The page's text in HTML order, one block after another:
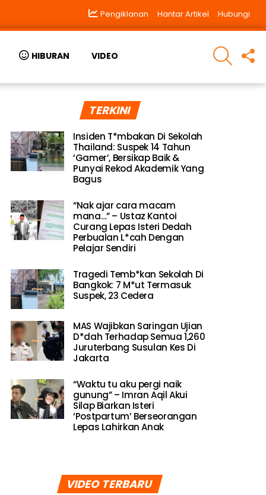
Pengiklanan Hantar Artikel Hubungi
HIBURAN VIDEO
SEARCH
TERKINI
Insiden T*mbakan Di Sekolah
Thailand: Suspek 14 Tahun
‘Gamer’, Bersikap Baik &
Punyai Rekod Akademik Yang
Bagus
“Nak ajar cara macam
mana…” – Ustaz Kantoi
Curang Lepas Isteri Dedah
Perbualan L*cah Dengan
Pelajar Sendiri
Tragedi Temb*kan Sekolah Di
Bangkok: 7 M*ut Termasuk
Suspek, 23 Cedera
MAS Wajibkan Saringan Ujian
D*dah Terhadap Semua 1,260
Juruterbang Susulan Kes Di
Jakarta
“Waktu tu aku pergi naik
gunung” – Imran Aqil Akui
Silap Biarkan Isteri
‘Postpartum’ Berseorangan
Lepas Lahirkan Anak
VIDEO TERBARU